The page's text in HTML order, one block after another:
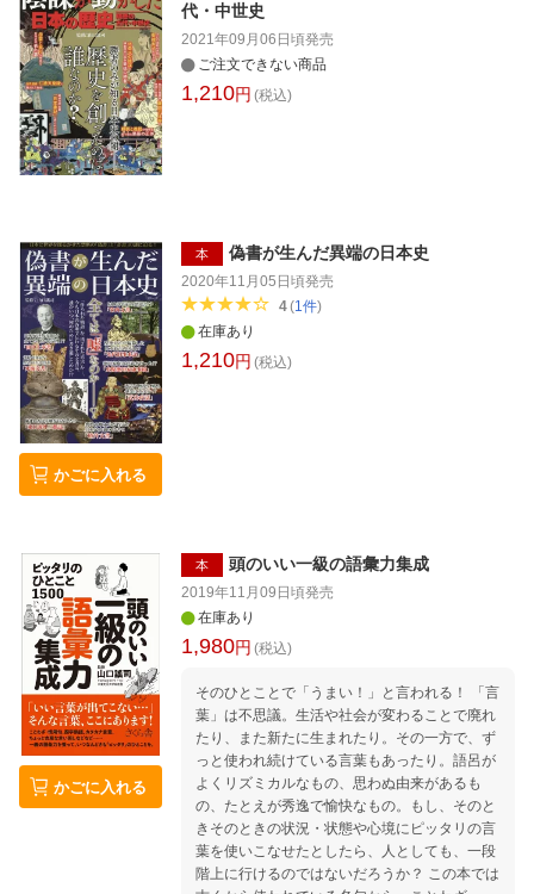
代・中世史
2021年09月06日頃発売
ご注文できない商品
1,210円 (税込)
かごに入れる
本 偽書が生んだ異端の日本史
2020年11月05日頃発売
4(1件)
在庫あり
1,210円 (税込)
かごに入れる
本 頭のいい一級の語彙力集成
2019年11月09日頃発売
在庫あり
1,980円 (税込)
そのひとことで「うまい！」と言われる！ 「言
葉」は不思議。生活や社会が変わることで廃れ
たり、また新たに生まれたり。その一方で、ず
っと使われ続けている言葉もあったり。語呂が
よくリズミカルなもの、思わぬ由来があるも
の、たとえが秀逸で愉快なもの。もし、そのと
きそのときの状況・状態や心境にピッタリの言
葉を使いこなせたとしたら、人としても、一段
階上に行けるのではないだろうか？ この本では